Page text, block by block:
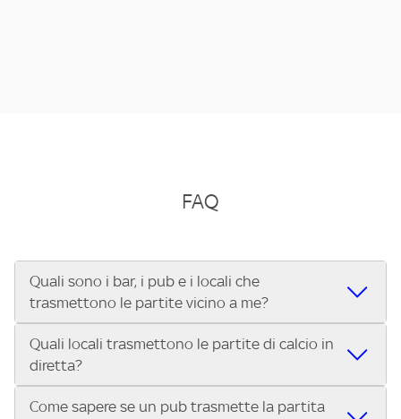
FAQ
Quali sono i bar, i pub e i locali che
trasmettono le partite vicino a me?
Se cerchi un bar, pub, ristorante o locale vicino a te per
vedere le partite di Serie A ENILIVE, la Serie C Sky Wifi, la
UEFA Champions League, la UEFA Europa League, la UEFA
Conference League, il Tennis, la Formula 1®, la MotoGP™ e
Quali locali trasmettono le partite di calcio in
diretta?
Vuoi sapere quali bar, pub o ristoranti mostrano le partite
Come sapere se un pub trasmette la partita